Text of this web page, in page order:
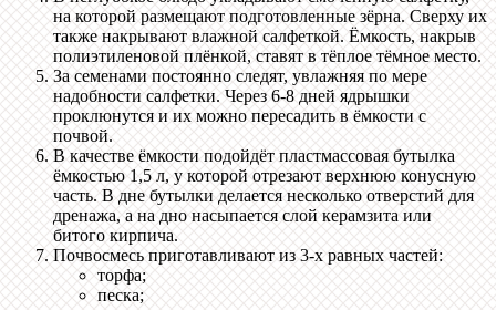
на которой размещают подготовленные зёрна. Сверху их
также накрывают влажной салфеткой. Ёмкость, накрыв
полиэтиленовой плёнкой, ставят в тёплое тёмное место.
За семенами постоянно следят, увлажняя по мере
надобности салфетки. Через 6-8 дней ядрышки
проклюнутся и их можно пересадить в ёмкости с
почвой.
В качестве ёмкости подойдёт пластмассовая бутылка
ёмкостью 1,5 л, у которой отрезают верхнюю конусную
часть. В дне бутылки делается несколько отверстий для
дренажа, а на дно насыпается слой керамзита или
битого кирпича.
Почвосмесь приготавливают из 3-х равных частей:
торфа;
песка;